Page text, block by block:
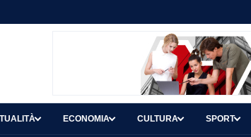
ECONOMIA CULTURA SPORT